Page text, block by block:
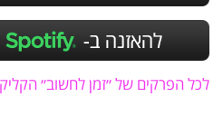
לכל הפרקים של ״זמן לחשוב״